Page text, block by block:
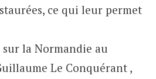
ce qui leur permet
la Normandie au
Le Conquérant ,